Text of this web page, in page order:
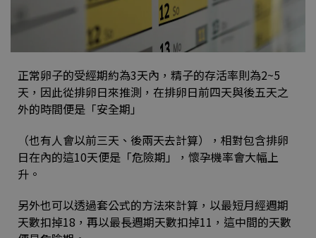
正常卵子的受經期約為3天內，精子的存活率則為2~5
天，因此從排卵日來推測，在排卵日前四天與後五天之
外的時間便是「安全期」
（也有人會以前三天、後兩天去計算），相對包含排卵
日在內的這10天便是「危險期」，懷孕機率會大幅上
升。
另外也可以透過套公式的方法來計算，以最短月經週期
天數扣掉18，再以最長週期天數扣掉11，這中間的天數